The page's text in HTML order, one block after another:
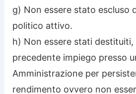
g) Non essere stato escluso
politico attivo.
h) Non essere stati destituiti,
precedente impiego presso
Amministrazione per
rendimento ovvero non